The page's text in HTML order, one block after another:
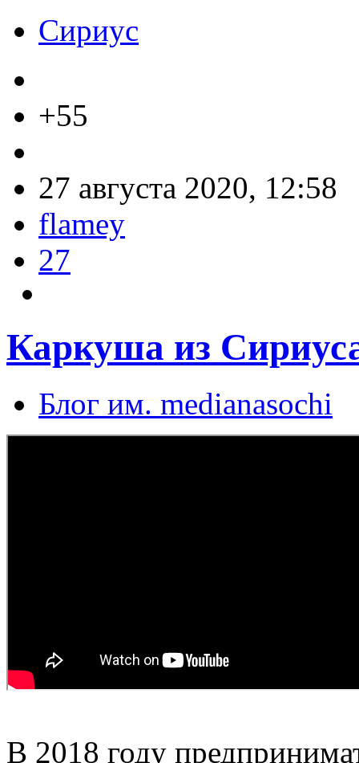
Сириус
+55
27 августа 2020, 12:58
flamey
27
Каркуша из
Блог им. medianasochi
В 2018 году